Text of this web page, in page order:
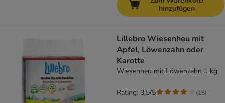
hinzufügen
Lillebro Wiesenheu mit
Apfel, Löwenzahn oder
Karotte
Wiesenheu mit Löwenzahn 1 kg
Rating: 3.5/5 (15)